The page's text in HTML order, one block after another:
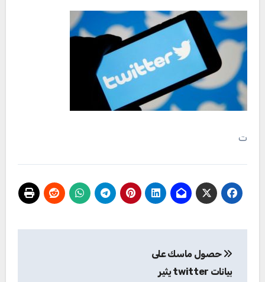
ت
المقالات
حصول ماسك على
بيانات twitter يثير